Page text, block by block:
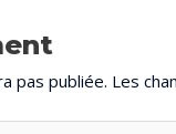
pas publiée. Les